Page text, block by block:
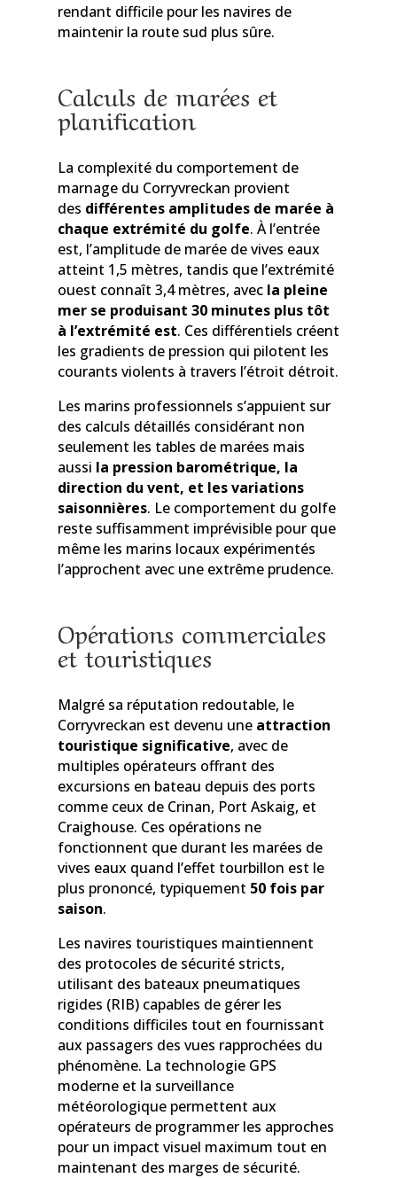
rendant difficile pour les navires de
maintenir la route sud plus sûre.
Calculs de marées et
planification
La complexité du comportement de
marnage du Corryvreckan provient
des différentes amplitudes de marée à
chaque extrémité du golfe. À l’entrée
est, l’amplitude de marée de vives eaux
atteint 1,5 mètres, tandis que l’extrémité
ouest connaît 3,4 mètres, avec la pleine
mer se produisant 30 minutes plus tôt
à l’extrémité est. Ces différentiels créent
les gradients de pression qui pilotent les
courants violents à travers l’étroit détroit.
Les marins professionnels s’appuient sur
des calculs détaillés considérant non
seulement les tables de marées mais
aussi la pression barométrique, la
direction du vent, et les variations
saisonnières. Le comportement du golfe
reste suffisamment imprévisible pour que
même les marins locaux expérimentés
l’approchent avec une extrême prudence.
Opérations commerciales
et touristiques
Malgré sa réputation redoutable, le
Corryvreckan est devenu une attraction
touristique significative, avec de
multiples opérateurs offrant des
excursions en bateau depuis des ports
comme ceux de Crinan, Port Askaig, et
Craighouse. Ces opérations ne
fonctionnent que durant les marées de
vives eaux quand l’effet tourbillon est le
plus prononcé, typiquement 50 fois par
saison.
Les navires touristiques maintiennent
des protocoles de sécurité stricts,
utilisant des bateaux pneumatiques
rigides (RIB) capables de gérer les
conditions difficiles tout en fournissant
aux passagers des vues rapprochées du
phénomène. La technologie GPS
moderne et la surveillance
météorologique permettent aux
opérateurs de programmer les approches
pour un impact visuel maximum tout en
maintenant des marges de sécurité.